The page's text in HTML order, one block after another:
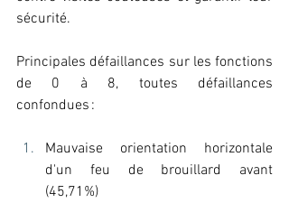
sécurité.
Principales défaillances sur les fonctions
de 0 à 8, toutes défaillances
confondues :
Mauvaise orientation horizontale
d'un feu de brouillard avant
(45,71%)